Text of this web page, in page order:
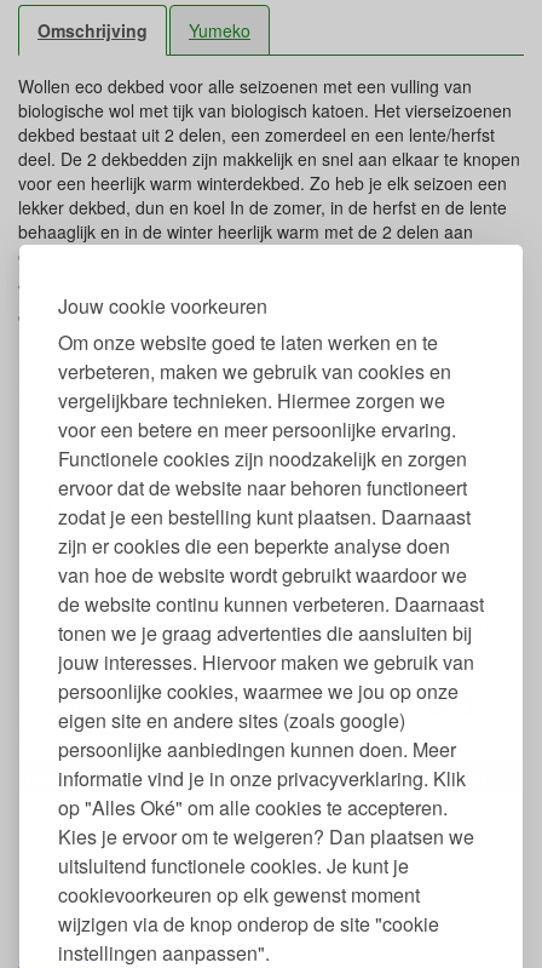
Jouw cookie voorkeuren
Om onze website goed te laten werken en te
verbeteren, maken we gebruik van cookies en
vergelijkbare technieken. Hiermee zorgen we
voor een betere en meer persoonlijke ervaring.
Functionele cookies zijn noodzakelijk en zorgen
ervoor dat de website naar behoren functioneert
zodat je een bestelling kunt plaatsen. Daarnaast
zijn er cookies die een beperkte analyse doen
van hoe de website wordt gebruikt waardoor we
de website continu kunnen verbeteren. Daarnaast
tonen we je graag advertenties die aansluiten bij
jouw interesses. Hiervoor maken we gebruik van
persoonlijke cookies, waarmee we jou op onze
eigen site en andere sites (zoals google)
persoonlijke aanbiedingen kunnen doen. Meer
informatie vind je in onze privacyverklaring. Klik
op "Alles Oké" om alle cookies te accepteren.
Kies je ervoor om te weigeren? Dan plaatsen we
uitsluitend functionele cookies. Je kunt je
cookievoorkeuren op elk gewenst moment
wijzigen via de knop onderop de site "cookie
instellingen aanpassen".
Omschrijving Yumeko
Wollen eco dekbed voor alle seizoenen met een vulling van
biologische wol met tijk van biologisch katoen. Het vierseizoenen
dekbed bestaat uit 2 delen, een zomerdeel en een lente/herfst
deel. De 2 dekbedden zijn makkelijk en snel aan elkaar te knopen
voor een heerlijk warm winterdekbed. Zo heb je elk seizoen een
lekker dekbed, dun en koel In de zomer, in de herfst en de lente
behaaglijk en in de winter heerlijk warm met de 2 delen aan
elkaar.
Wollen dekbedden hebben perfect warmteregulerende
eigenschappen en zijn goed luchtdoorlatend.
Eigenschappen 4-seizoenen dekbed
biologische wol
Dekbed bestaat uit 2 delen (zomer en lengte-herfst) die je
weer aan elkaar kunt knopen tot een winterdekbed
Wollen eco dekbed met biologische wol
Tijk van biologisch katoen
GOTS gecertificeerd
Warmteregulerend en luchtdoorlatend
Extra lang voor meer comfort
4 seizoenen dekbed
Kan niet gewassen worden, laten luchten in de buitenlucht
Verkrijgbaar in verschillende maten
Maat en gewicht 4-seizoenen dekbed
biologisch wol
Type Warmteklasse
Vulgewicht
Zomerdekbed
4
180 gram wol per
m²
Lente-herfst dekbed
3
400 gram wol per
Winterdekbed
(gecombineerd)
1
580 gram wol per